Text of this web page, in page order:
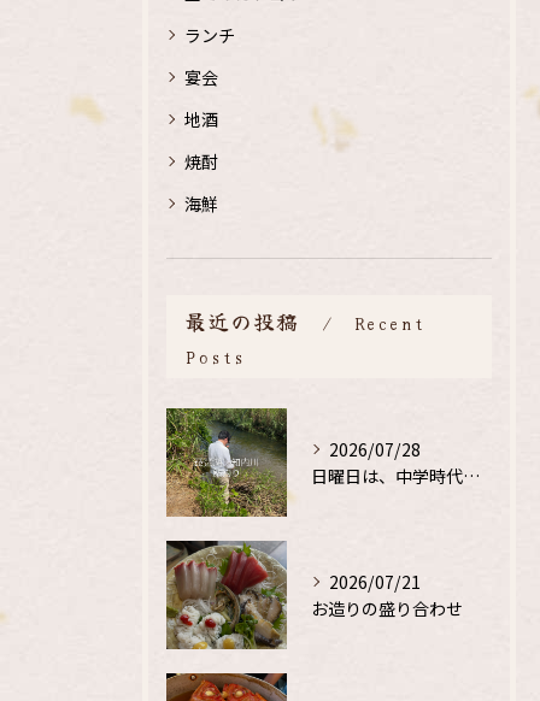
ランチ
宴会
地酒
焼酎
海鮮
最近の投稿
Recent
Posts
2026/07/28
日曜日は、中学時代の、同級生と鮎釣り
2026/07/21
お造りの盛り合わせ